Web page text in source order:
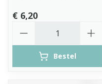
€ 6,20
Bestel